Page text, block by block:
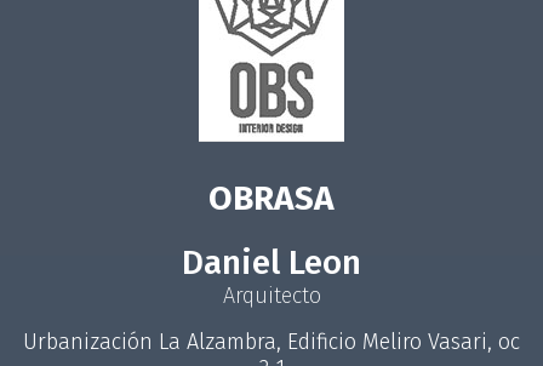
OBRASA
Daniel Leon
Arquitecto
Urbanización La Alzambra, Edificio Meliro Vasari, oc